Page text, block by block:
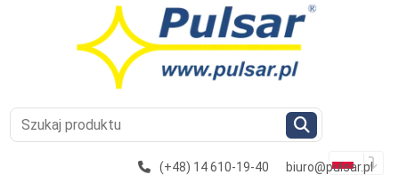
(+48) 14 610-19-40 biuro@pulsar.pl